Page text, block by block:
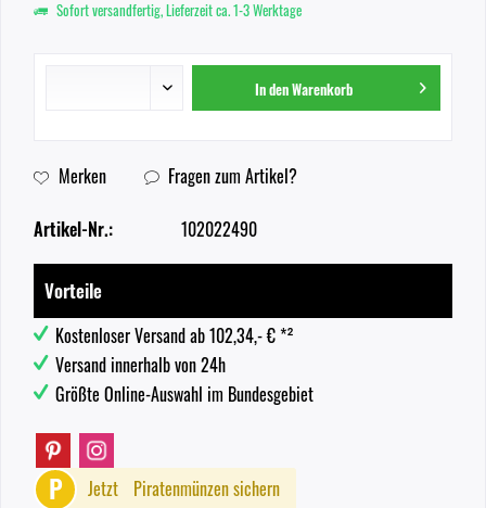
Sofort versandfertig, Lieferzeit ca. 1-3 Werktage
In denWarenkorb
Merken Fragen zum Artikel?
Artikel-Nr.: 102022490
Vorteile
Kostenloser Versand ab 102,34,- € *²
Versand innerhalb von 24h
Größte Online-Auswahl im Bundesgebiet
P Jetzt Piratenmünzen sichern